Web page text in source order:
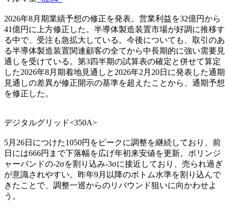
2026年8月期業績予想の修正を発表。営業利益を32億円から
41億円に上方修正した。半導体製造装置市場が好調に推移す
る中で、受注も急拡大している。今後についても、取引のあ
る半導体製造装置関連顧客の全てから中長期的に強い需要見
通しを受けている。第3四半期の試算表の確定と併せて算定
した2026年8月期着地見通しと2026年2月20日に発表した通期
見通しの差異が修正開示の基準を超えたことから、通期予想
を修正した。
デジタルグリッド<350A>
5月26日につけた1050円をピークに調整を継続しており、前
日には666円まで下落幅を広げ年初来安値を更新。ボリンジ
ャーバンドの-2σを割り込み-3σに接近しており、売られ過ぎ
が意識されやすい。昨年9月以降のボトム水準を割り込んで
きたことで、調整一巡からのリバウンド狙いに向かわせよ
う。